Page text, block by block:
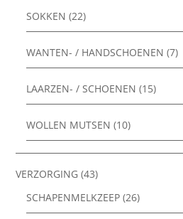
SOKKEN (22)
WANTEN- / HANDSCHOENEN (7)
LAARZEN- / SCHOENEN (15)
WOLLEN MUTSEN (10)
VERZORGING (43)
SCHAPENMELKZEEP (26)